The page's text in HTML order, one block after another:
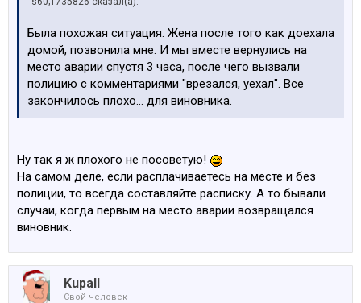
Была похожая ситуация. Жена после того как доехала
домой, позвонила мне. И мы вместе вернулись на
место аварии спустя 3 часа, после чего вызвали
полицию с комментариями "врезался, уехал". Все
закончилось плохо... для виновника.
Ну так я ж плохого не посоветую!
На самом деле, если расплачиваетесь на месте и без
полиции, то всегда составляйте расписку. А то бывали
случаи, когда первым на место аварии возвращался
виновник.
Kupall
Свой человек